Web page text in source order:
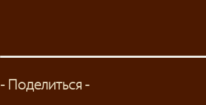
- Поделиться -